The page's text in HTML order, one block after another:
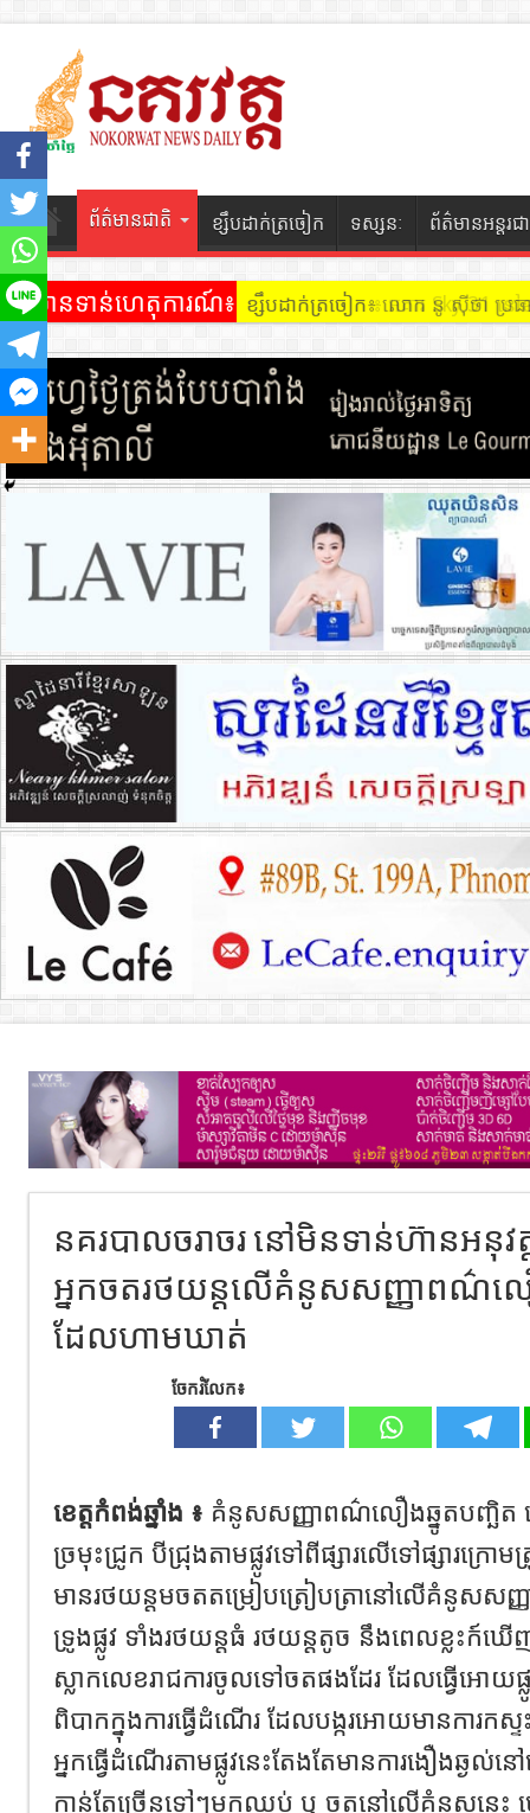
ព័ត៌មានជាតិ ខ្សឹបដាក់ត្រចៀក ទស្សនៈ ព័ត៌មានអន្តរជ
ព័ត៌មានទាន់ហេតុការណ៍៖ ខ្សឹបដាក់ត្រចៀក ៖ អគារ Sky 31
នគរបាលចរាចរ នៅមិនទាន់ហ៊ានអនុវ
អ្នកចតរថយន្តលើគំនូសសញ្ញាពណ៌លឿ
ដែលហាមឃាត់​
ចែករំលែក៖
ខេត្តកំពង់ឆ្នាំង ៖ គំនូសសញ្ញាពណ៌លឿងឆ្នូតបញ្ឆិត ន
ច្រមុះជ្រូក បីជ្រុងតាមផ្លូវទៅពីផ្សារលើទៅផ្សារក្រោ
មានរថយន្តមចតតម្រៀបត្រៀបត្រានៅលើគំនូសស
ទ្រូងផ្លូវ ទាំងរថយន្តធំ រថយន្តតូច នឹងពេលខ្លះក៍ឃ
ស្លាកលេខរាជការចូលទៅចតផងដែរ ដែលធ្វើអោ
ពិបាកក្នុងការធ្វើដំណើរ ដែលបង្ករអោយមានការកស្ទ
អ្នកធ្វើដំណើរតាមផ្លូវនេះតែងតែមានការងឿងឆ្ងល់
កាន់តែច្រើនទៅៗមកឈប់ ឬ ចតនៅលើគំនូសនេះ